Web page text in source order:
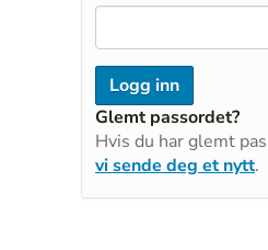
Glemt passordet?
Hvis du har glemt
vi sende deg et nytt.